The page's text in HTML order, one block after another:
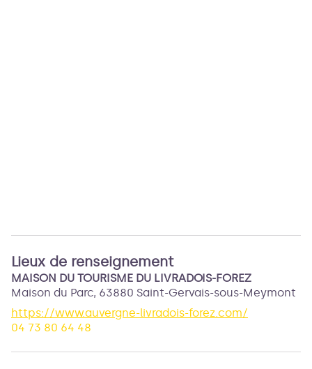
Lieux de renseignement
MAISON DU TOURISME DU LIVRADOIS-FOREZ
Maison du Parc, 63880 Saint-Gervais-sous-Meymont
https://www.auvergne-livradois-forez.com/
04 73 80 64 48